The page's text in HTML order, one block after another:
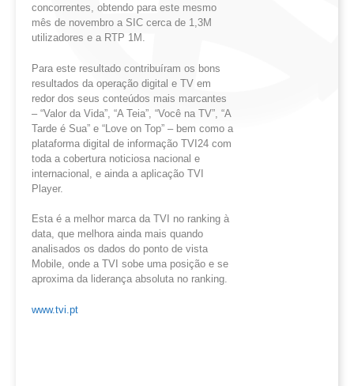
concorrentes, obtendo para este mesmo
mês de novembro a SIC cerca de 1,3M
utilizadores e a RTP 1M.
Para este resultado contribuíram os bons
resultados da operação digital e TV em
redor dos seus conteúdos mais marcantes
– “Valor da Vida”, “A Teia”, “Você na TV”, “A
Tarde é Sua” e “Love on Top” – bem como a
plataforma digital de informação TVI24 com
toda a cobertura noticiosa nacional e
internacional, e ainda a aplicação TVI
Player.
Esta é a melhor marca da TVI no ranking à
data, que melhora ainda mais quando
analisados os dados do ponto de vista
Mobile, onde a TVI sobe uma posição e se
aproxima da liderança absoluta no ranking.
www.tvi.pt